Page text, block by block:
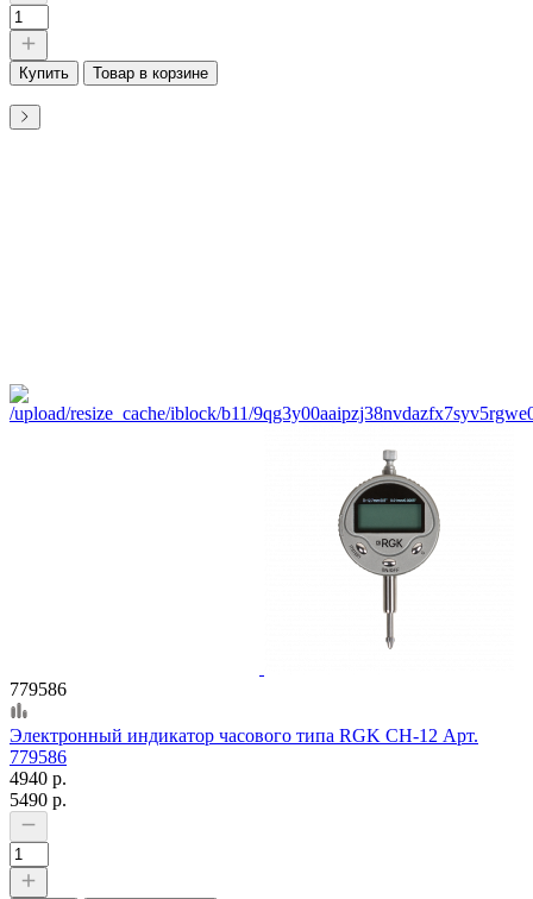
Купить Товар в корзине
779586
Электронный индикатор часового типа RGK CH-12 Арт.
779586
4940 р.
5490 р.